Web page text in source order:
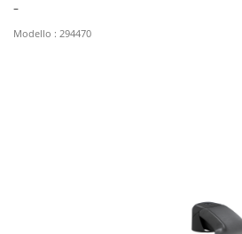
Modello : 294470